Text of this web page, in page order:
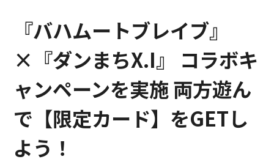
『バハムートブレイブ』
×『ダンまちX.I』 コラボキ
ャンペーンを実施 両方遊ん
で【限定カード】をGETし
よう！